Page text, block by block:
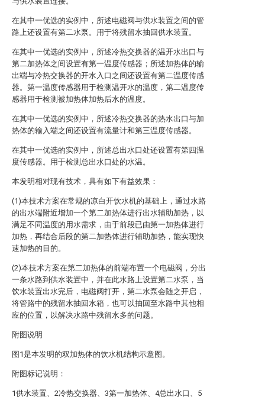
在其中一优选的实例中，所述电磁阀与供水装置之间的管
路上还设置有第二水泵。用于将残留水抽回供水装置。
在其中一优选的实例中，所述冷热交换器的温开水出口与
第二加热体之间设置有第一温度传感器；所述加热体的输
出端与冷热交换器的开水入口之间还设置有第二温度传感
器。第一温度传感器用于检测温开水的温度，第二温度传
感器用于检测被加热体加热后水的温度。
在其中一优选的实例中，所述冷热交换器的热水出口与加
热体的输入端之间还设置有流量计和第三温度传感器。
在其中一优选的实例中，所述总出水口处还设置有第四温
度传感器。用于检测总出水口处的水温。
本发明相对现有技术，具有如下有益效果：
(1)本技术方案在常规的凉白开饮水机的基础上，通过水路
的出水端附近增加一个第二加热体进行出水辅助加热，以
满足不同温度的用水需求，由于前段已由第一加热体进行
加热，再结合后段的第二加热体进行辅助加热，能实现快
速加热的目的。
(2)本技术方案在第二加热体的前端布置一个电磁阀，分出
一条水路到供水装置中，并在此水路上设置第二水泵，当
饮水装置出水完后，电磁阀打开，第二水泵会随之开启，
将管路中的残留水抽回水箱，也可以抽回至水路中其他相
应的位置，以解决水路中残留水多的问题。
附图说明
图1是本发明的双加热体的饮水机结构示意图。
附图标记说明：
1供水装置、2冷热交换器、3第一加热体、4总出水口、5